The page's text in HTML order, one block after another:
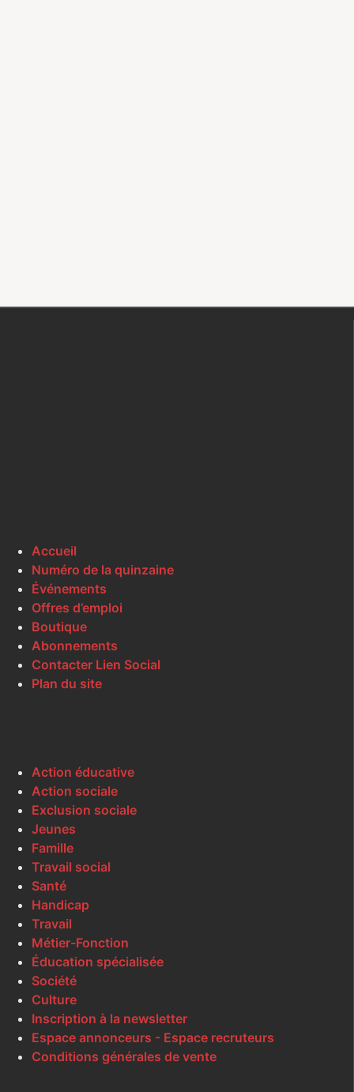
Accueil
Numéro de la quinzaine
Événements
Offres d’emploi
Boutique
Abonnements
Contacter Lien Social
Plan du site
Action éducative
Action sociale
Exclusion sociale
Jeunes
Famille
Travail social
Santé
Handicap
Travail
Métier-Fonction
Éducation spécialisée
Société
Culture
Inscription à la newsletter
Espace annonceurs - Espace recruteurs
Conditions générales de vente